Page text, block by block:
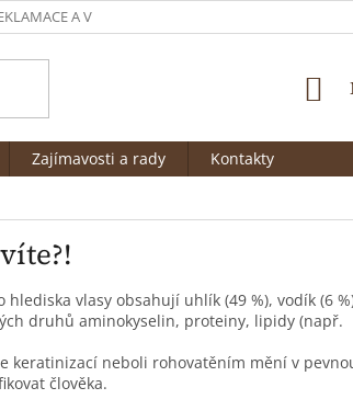
A VRÁCENÍ
Zajímavosti a rady
Kontakty
vlasy obsahují uhlík (49 %), vodík (6
druhů aminokyselin, proteiny, lipidy (např.
keratinizací neboli rohovatěním mění v
člověka.